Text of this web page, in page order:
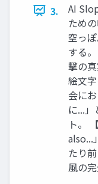
3.
AI
ため
空っ
する
撃の
絵文
会に
に...
ト。
also...
たり
風の